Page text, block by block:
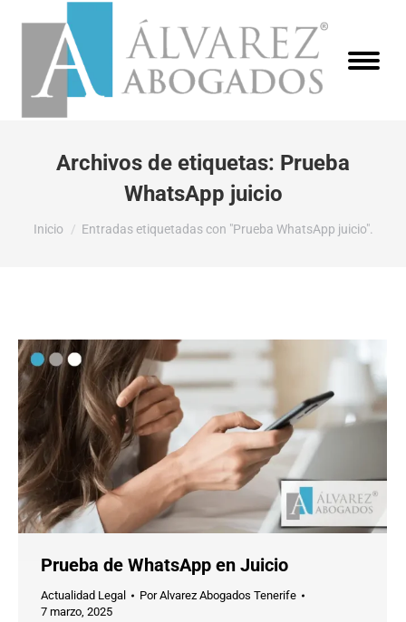
Archivos de etiquetas: Prueba
WhatsApp juicio
Estás aquí:
Inicio Entradas etiquetadas con "Prueba WhatsApp juicio".
Prueba de WhatsApp en Juicio
Actualidad Legal PorAlvarez Abogados Tenerife
7 marzo, 2025